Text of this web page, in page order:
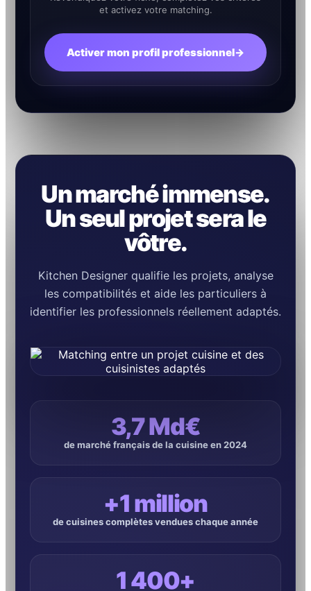
et activez votre matching.
Activer mon profil professionnel→
Un marché immense.
Un seul projet sera le
vôtre.
Kitchen Designer qualifie les projets, analyse
les compatibilités et aide les particuliers à
identifier les professionnels réellement adaptés.
3,7 Md€
de marché français de la cuisine en 2024
+1 million
de cuisines complètes vendues chaque année
1 400+